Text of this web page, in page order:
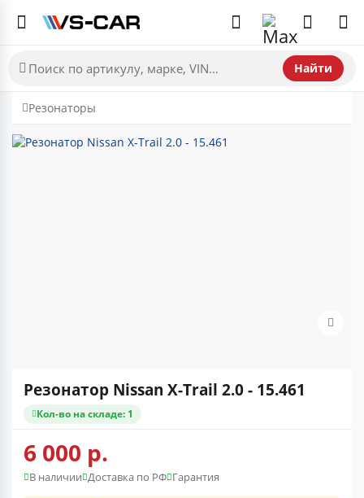
Найти
Резонаторы
Резонатор Nissan X-Trail 2.0 - 15.461
Кол-во на складе: 1
6 000 р.
В наличии Доставка по РФ Гарантия